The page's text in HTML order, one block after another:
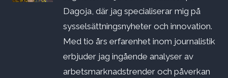
Dagoja, där jag specialiserar mig på
sysselsättningsnyheter och innovation.
Med tio års erfarenhet inom journalistik
erbjuder jag ingående analyser av
arbetsmarknadstrender och påverkan